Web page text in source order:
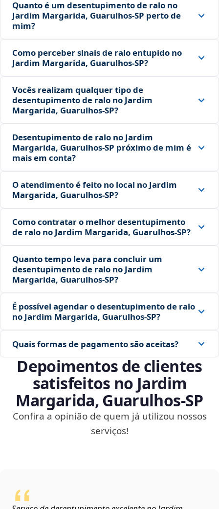
Quanto é um desentupimento de ralo no
Jardim Margarida, Guarulhos‑SP perto de
mim?
Como perceber sinais de ralo entupido no
Jardim Margarida, Guarulhos‑SP?
Vocês realizam qualquer tipo de
desentupimento de ralo no Jardim
Margarida, Guarulhos‑SP?
Desentupimento de ralo no Jardim
Margarida, Guarulhos‑SP próximo de mim é
mais em conta?
O atendimento é feito no local no Jardim
Margarida, Guarulhos‑SP?
Como contratar o melhor desentupimento
de ralo no Jardim Margarida, Guarulhos‑SP?
Quanto tempo leva para concluir um
desentupimento de ralo no Jardim
Margarida, Guarulhos‑SP?
É possível agendar o desentupimento de ralo
no Jardim Margarida, Guarulhos‑SP?
Quais formas de pagamento são aceitas?
Depoimentos de clientes
satisfeitos no Jardim
Margarida, Guarulhos‑SP
Confira a opinião de quem já utilizou nossos
serviços!